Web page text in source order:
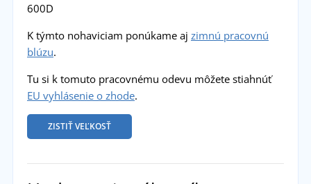
600D
K týmto nohaviciam ponúkame aj zimnú pracovnú
blúzu.
Tu si k tomuto pracovnému odevu môžete stiahnúť
EU vyhlásenie o zhode.
ZISTIŤ VEĽKOSŤ